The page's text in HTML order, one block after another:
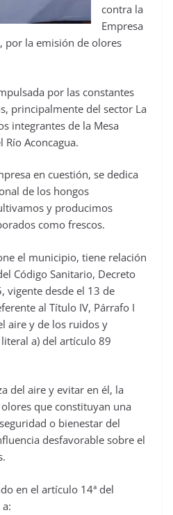
contra la
Empresa
por la emisión de olores
por las constantes
principalmente del sector La
integrantes de la Mesa
Río Aconcagua.
en cuestión, se dedica
de los hongos
y producimos
como frescos.
el municipio, tiene relación
Código Sanitario, Decreto
vigente desde el 13 de
al Título IV, Párrafo I
aire y de los ruidos y
a) del artículo 89
del aire y evitar en él, la
que constituyan una
o bienestar del
desfavorable sobre el
en el artículo 14ª del